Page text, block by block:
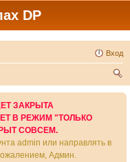
DP
Вход
ЗАКРЫТА
В РЕЖИМ "ТОЛЬКО
СОВСЕМ.
admin или направлять в
Админ.